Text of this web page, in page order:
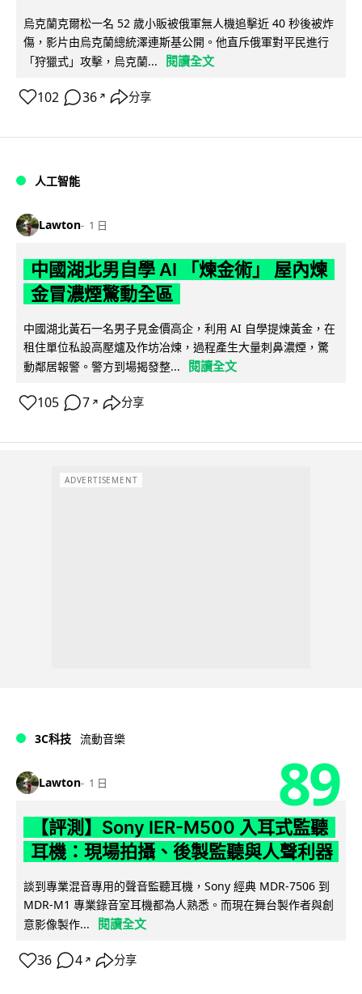
烏克蘭克爾松一名 52 歲小販被俄軍無人機追擊近 40 秒後被炸
傷，影片由烏克蘭總統澤連斯基公開。他直斥俄軍對平民進行
「狩獵式」攻擊，烏克蘭...
閱讀全文
102 36 ↗ 分享
人工智能
Lawton 1 日
中國湖北男自學 AI 「煉金術」 屋內煉
金冒濃煙驚動全區
中國湖北黃石一名男子見金價高企，利用 AI 自學提煉黃金，在
租住單位私設高壓爐及作坊冶煉，過程產生大量刺鼻濃煙，驚
動鄰居報警。警方到場揭發整...
閱讀全文
105 7 ↗ 分享
ADVERTISEMENT
3C科技 流動音樂
Lawton 1 日 89
【評測】Sony IER-M500 入耳式監聽
耳機：現場拍攝、後製監聽與人聲利器
談到專業混音專用的聲音監聽耳機，Sony 經典 MDR-7506 到
MDR-M1 專業錄音室耳機都為人熟悉。而現在舞台製作者與創
意影像製作...
閱讀全文
36 4 ↗ 分享